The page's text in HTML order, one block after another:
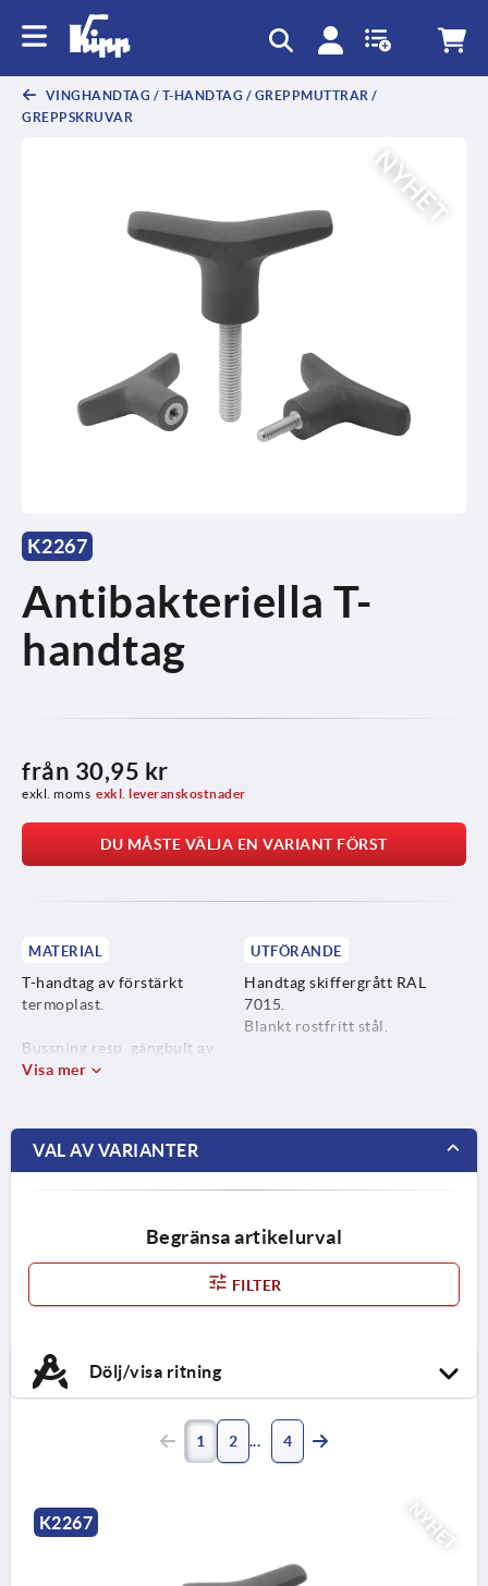
VINGHANDTAG / T-HANDTAG / GREPPMUTTRAR /
GREPPSKRUVAR
NYHET
K2267
Antibakteriella T-
handtag
från 30,95 kr
exkl. moms exkl. leveranskostnader
DU MÅSTE VÄLJA EN VARIANT FÖRST
MATERIAL
T-handtag av förstärkt
termoplast.
Bussning resp. gängbult av
rostfritt stål 1.4305..
UTFÖRANDE
Handtag skiffergrått RAL
7015.
Blankt rostfritt stål.
Visa mer
VAL AV VARIANTER
Begränsa artikelurval
FILTER
Dölj/visa ritning
1 2 4
NYHET
K2267